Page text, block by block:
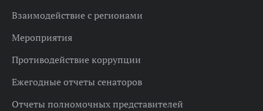
Взаимодействие с регионами
Мероприятия
Противодействие коррупции
Ежегодные отчеты сенаторов
Отчеты полномочных представителей